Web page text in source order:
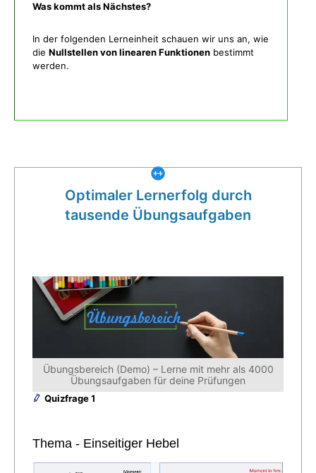
Was kommt als Nächstes?
In der folgenden Lerneinheit schauen wir uns an, wie
die Nullstellen von linearen Funktionen bestimmt
werden.
Optimaler Lernerfolg durch
tausende Übungsaufgaben
Übungsbereich (Demo) – Lerne mit mehr als 4000
Übungsaufgaben für deine Prüfungen
Quizfrage 1